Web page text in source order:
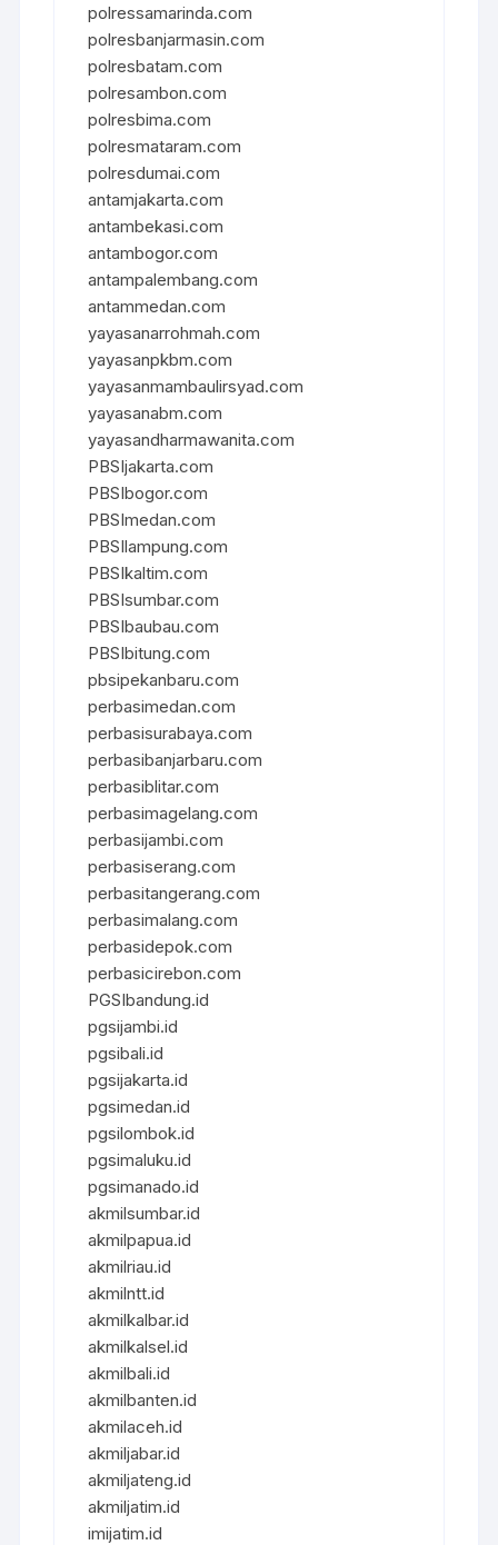
polressamarinda.com
polresbanjarmasin.com
polresbatam.com
polresambon.com
polresbima.com
polresmataram.com
polresdumai.com
antamjakarta.com
antambekasi.com
antambogor.com
antampalembang.com
antammedan.com
yayasanarrohmah.com
yayasanpkbm.com
yayasanmambaulirsyad.com
yayasanabm.com
yayasandharmawanita.com
PBSIjakarta.com
PBSIbogor.com
PBSImedan.com
PBSIlampung.com
PBSIkaltim.com
PBSIsumbar.com
PBSIbaubau.com
PBSIbitung.com
pbsipekanbaru.com
perbasimedan.com
perbasisurabaya.com
perbasibanjarbaru.com
perbasiblitar.com
perbasimagelang.com
perbasijambi.com
perbasiserang.com
perbasitangerang.com
perbasimalang.com
perbasidepok.com
perbasicirebon.com
PGSIbandung.id
pgsijambi.id
pgsibali.id
pgsijakarta.id
pgsimedan.id
pgsilombok.id
pgsimaluku.id
pgsimanado.id
akmilsumbar.id
akmilpapua.id
akmilriau.id
akmilntt.id
akmilkalbar.id
akmilkalsel.id
akmilbali.id
akmilbanten.id
akmilaceh.id
akmiljabar.id
akmiljateng.id
akmiljatim.id
imijatim.id